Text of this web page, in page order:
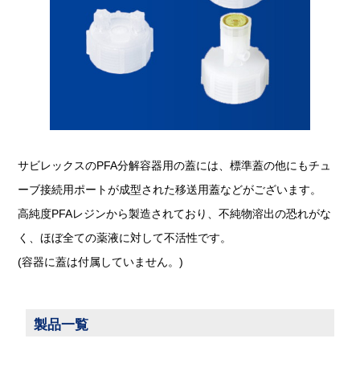
サビレックスのPFA分解容器用の蓋には、標準蓋の他にもチュ
ーブ接続用ポートが成型された移送用蓋などがございます。
高純度PFAレジンから製造されており、不純物溶出の恐れがな
く、ほぼ全ての薬液に対して不活性です。
(容器に蓋は付属していません。)
製品一覧